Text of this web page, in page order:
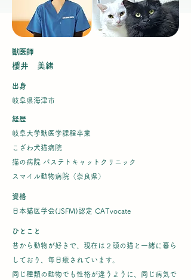
獣医師
櫻井 美緒
出身
岐阜県海津市
経歴
岐阜大学獣医学課程卒業
こざわ犬猫病院
​猫の病院 バステトキャットクリニック
スマイル動物病院（奈良県）​
資格
日本猫医学会(JSFM)認定 CATvocate
ひとこと
昔から動物が好きで、現在は２頭の猫と一緒に暮ら
しており、毎日癒されています。​
同じ種類の動物でも性格が違うように、同じ病気で